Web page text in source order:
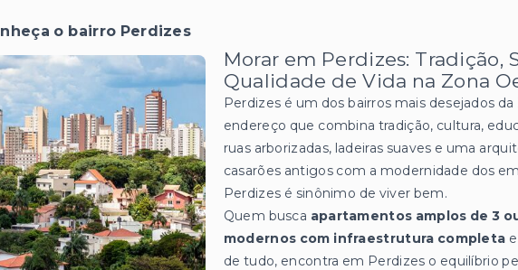
o bairro Perdizes
Morar em Perdizes: Tradição,
Qualidade de Vida na Zona
Perdizes é um dos bairros mais desejados
endereço que combina tradição, cultura,
ruas arborizadas, ladeiras suaves e uma
casarões antigos com a modernidade dos
Perdizes é sinônimo de viver bem.
Quem busca apartamentos amplos de 3
modernos com infraestrutura completa
de tudo, encontra em Perdizes o equilíbrio